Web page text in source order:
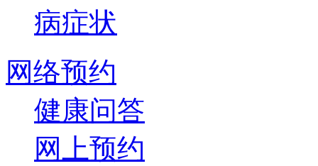
病症状
网络预约
健康问答
网上预约